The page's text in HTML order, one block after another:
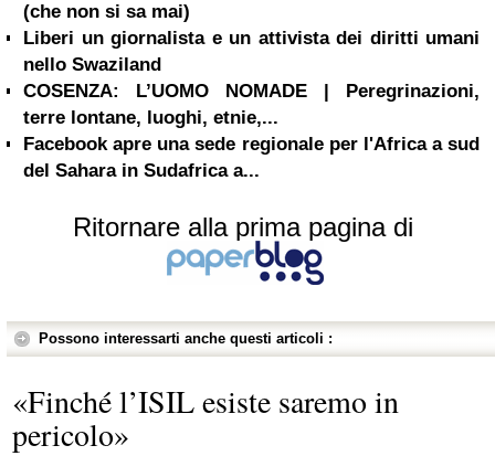
(che non si sa mai)
Liberi un giornalista e un attivista dei diritti umani
nello Swaziland
COSENZA: L’UOMO NOMADE | Peregrinazioni,
terre lontane, luoghi, etnie,...
Facebook apre una sede regionale per l'Africa a sud
del Sahara in Sudafrica a...
Ritornare alla prima pagina di
Possono interessarti anche questi articoli :
«Finché l’ISIL esiste saremo in
pericolo»